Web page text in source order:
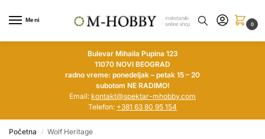
Meni
0
Bulevar Mihaila Pupina 123
11070 NOVI BEOGRAD
radno vreme: ponedeljak – petak 15 – 20
subotom NE RADIMO!
Email: kontakt@spektar-mhobby.com
Telefon: +381 63 80 95 154
Početna / Wolf Heritage